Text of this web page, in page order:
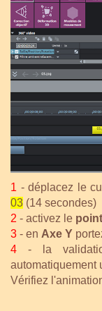
1 - déplacez le
03 (14 secondes)
2 - activez le
3 - en Axe Y
4 - la
automatiquement
Vérifiez